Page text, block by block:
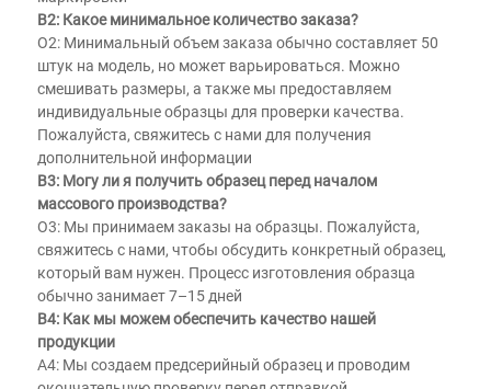
В2: Какое минимальное количество заказа?
О2: Минимальный объем заказа обычно составляет 50
штук на модель, но может варьироваться. Можно
смешивать размеры, а также мы предоставляем
индивидуальные образцы для проверки качества.
Пожалуйста, свяжитесь с нами для получения
дополнительной информации
В3: Могу ли я получить образец перед началом
массового производства?
О3: Мы принимаем заказы на образцы. Пожалуйста,
свяжитесь с нами, чтобы обсудить конкретный образец,
который вам нужен. Процесс изготовления образца
обычно занимает 7–15 дней
В4: Как мы можем обеспечить качество нашей
продукции
A4: Мы создаем предсерийный образец и проводим